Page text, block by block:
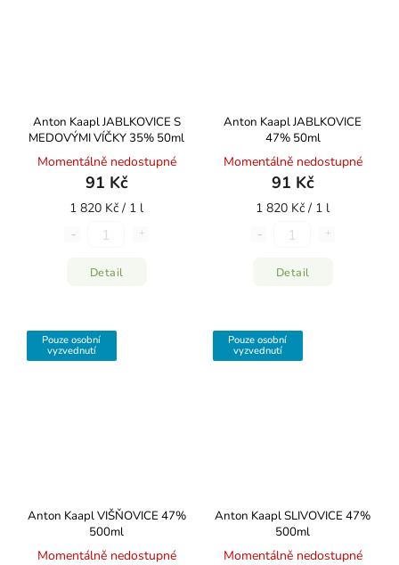
Anton Kaapl JABLKOVICE S
MEDOVÝMI VÍČKY 35% 50ml
Momentálně nedostupné
91 Kč
1 820 Kč / 1 l
Detail
Anton Kaapl JABLKOVICE
47% 50ml
Momentálně nedostupné
91 Kč
1 820 Kč / 1 l
Detail
Pouze osobní
vyzvednutí
Anton Kaapl VIŠŇOVICE 47%
500ml
Momentálně nedostupné
Pouze osobní
vyzvednutí
Anton Kaapl SLIVOVICE 47%
500ml
Momentálně nedostupné